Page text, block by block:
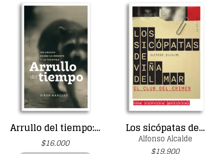
Arrullo del tiempo:...
$16.000
Los sicópatas de...
$19.900
Alfonso Alcalde